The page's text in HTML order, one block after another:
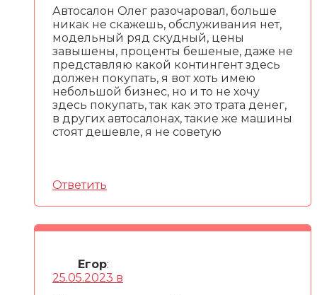
Автосалон Олег разочаровал, больше
никак не скажешь, обслуживания нет,
модельный ряд скудный, цены
завышены, проценты бешеные, даже не
представляю какой контингент здесь
должен покупать, я вот хоть имею
небольшой бизнес, но и то не хочу
здесь покупать, так как это трата денег,
в других автосалонах, такие же машины
стоят дешевле, я не советую
Ответить
Егор:
25.05.2023 в